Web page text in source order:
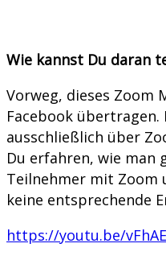
Wie kannst Du daran
Vorweg, dieses Zoom
Facebook
ausschließlich über
Du erfahren, wie man
Teilnehmer mit Zoom
keine entsprechende
https://youtu.be/